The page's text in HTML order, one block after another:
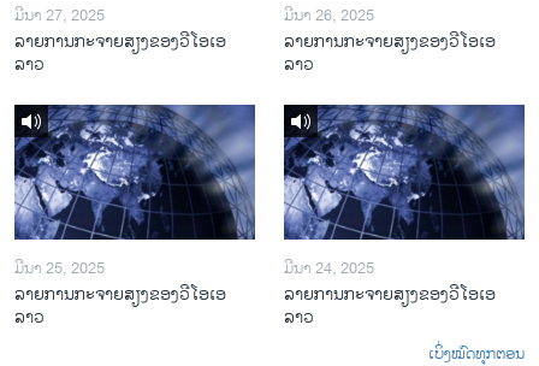
ມີນາ 27, 2025
ລາຍການກະຈາຍສຽງຂອງວີໂອເອ
ລາວ
ມີນາ 26, 2025
ລາຍການກະຈາຍສຽງຂອງວີໂອເອ
ລາວ
ມີນາ 25, 2025
ລາຍການກະຈາຍສຽງຂອງວີໂອເອ
ລາວ
ມີນາ 24, 2025
ລາຍການກະຈາຍສຽງຂອງວີໂອເອ
ລາວ
ເບິ່ງໝົດທຸກຕອນ